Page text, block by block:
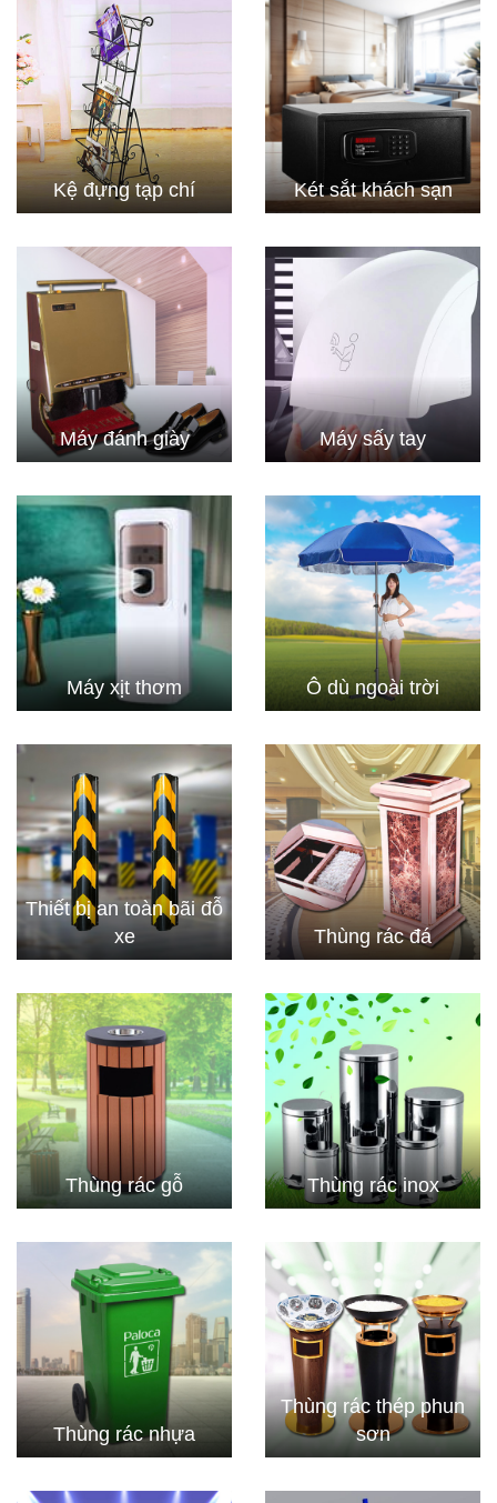
Kệ đựng tạp chí Két sắt khách sạn
Máy đánh giày Máy sấy tay
Máy xịt thơm Ô dù ngoài trời
Thiết bị an toàn bãi đỗ
xe
Thùng rác đá
Thùng rác gỗ Thùng rác inox
Thùng rác nhựa
Thùng rác thép phun
sơn